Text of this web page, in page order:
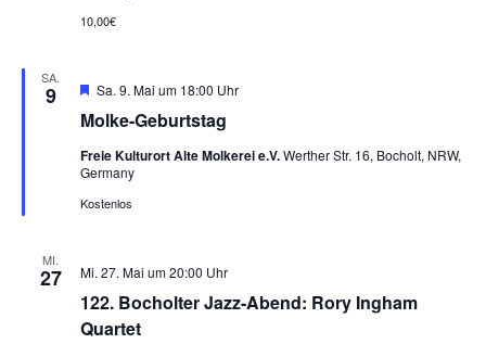
10,00€
SA.
9
Molke-Geburtstag
Hervorgehoben
Sa. 9. Mai um 18:00 Uhr
Freie Kulturort Alte Molkerei e.V.Werther Str. 16, Bocholt, NRW,
Germany
Kostenlos
MI.
27
122. Bocholter Jazz-Abend: Rory Ingham
Quartet
Mi. 27. Mai um 20:00 Uhr